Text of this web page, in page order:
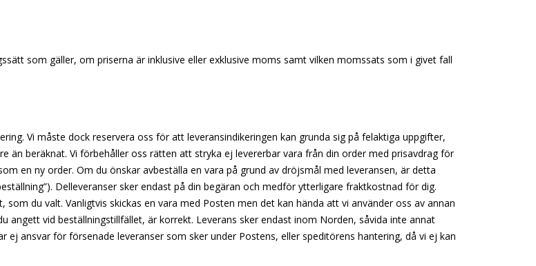
som gäller, om priserna är inklusive eller exklusive moms samt vilken momssats som i givet fall
Vi måste dock reservera oss för att leveransindikeringen kan grunda sig på felaktiga uppgifter,
än beräknat. Vi förbehåller oss rätten att stryka ej levererbar vara från din order med prisavdrag för
en ny order. Om du önskar avbeställa en vara på grund av dröjsmål med leveransen, är detta
Delleveranser sker endast på din begäran och medför ytterligare fraktkostnad för dig.
du valt. Vanligtvis skickas en vara med Posten men det kan hända att vi använder oss av annan
vid beställningstillfället, är korrekt. Leverans sker endast inom Norden, såvida inte annat
ej ansvar för försenade leveranser som sker under Postens, eller speditörens hantering, då vi ej kan